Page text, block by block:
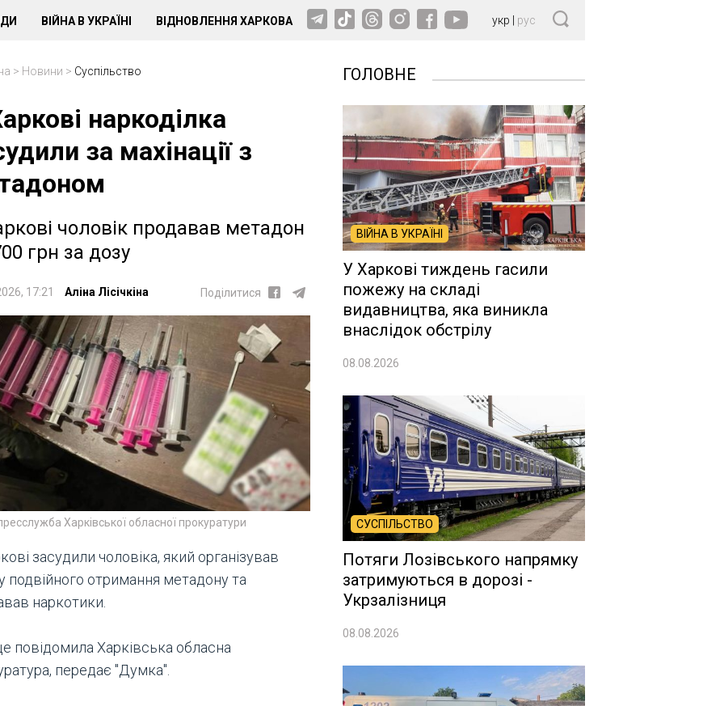
ВІЙНА В УКРАЇНІ ВІДНОВЛЕННЯ ХАРКОВА укр рус
> Новини > Суспільство
наркоділка
за махінації з
чоловік продавав метадон
грн за дозу
17:21 Аліна Лісічкіна Поділитися
Харківської обласної прокуратури
засудили чоловіка, який організував
подвійного отримання метадону та
наркотики.
повідомила Харківська обласна
передає "Думка".
ГОЛОВНЕ
ВІЙНА В УКРАЇНІ
У Харкові тиждень гасили
пожежу на складі
видавництва, яка виникла
внаслідок обстрілу
08.08.2026
СУСПІЛЬСТВО
Потяги Лозівського напрямку
затримуються в дорозі -
Укрзалізниця
08.08.2026